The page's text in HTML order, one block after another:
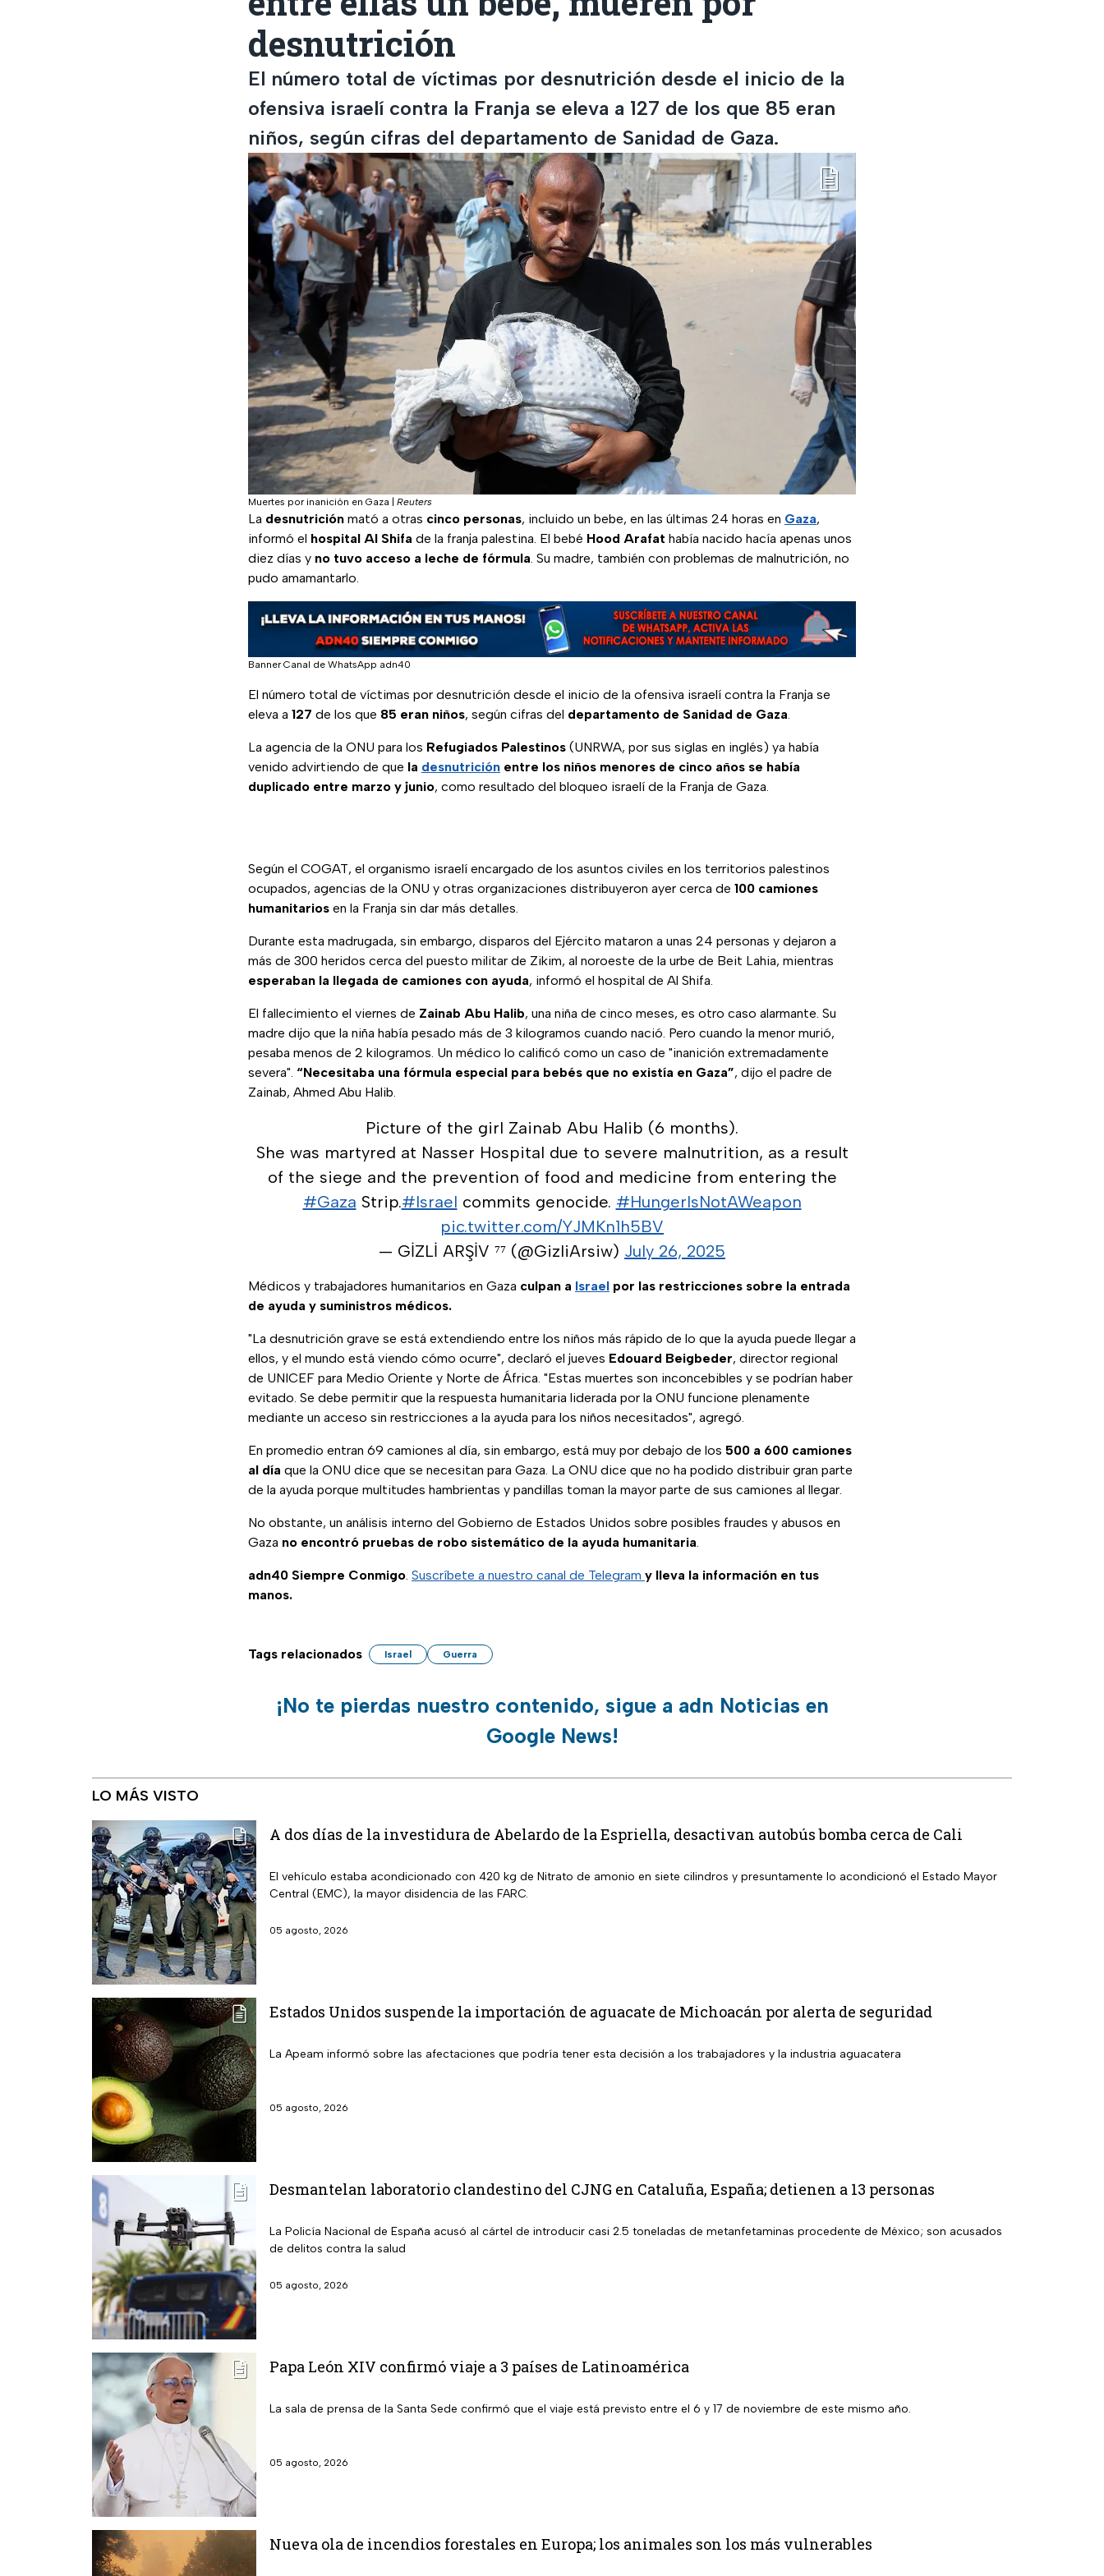
desnutrición
El número total de víctimas por desnutrición desde el inicio de la
ofensiva israelí contra la Franja se eleva a 127 de los que 85 eran
niños, según cifras del departamento de Sanidad de Gaza.
Muertes por inanición en Gaza Reuters
La desnutrición mató a otras cinco personas, incluido un bebe, en las últimas 24 horas en Gaza,
informó el hospital Al Shifa de la franja palestina. El bebé Hood Arafat había nacido hacía apenas unos
diez días y no tuvo acceso a leche de fórmula. Su madre, también con problemas de malnutrición, no
pudo amamantarlo.
Banner Canal de WhatsApp adn40
El número total de víctimas por desnutrición desde el inicio de la ofensiva israelí contra la Franja se
eleva a 127 de los que 85 eran niños, según cifras del departamento de Sanidad de Gaza.
La agencia de la ONU para los Refugiados Palestinos (UNRWA, por sus siglas en inglés) ya había
venido advirtiendo de que la desnutrición entre los niños menores de cinco años se había
duplicado entre marzo y junio, como resultado del bloqueo israelí de la Franja de Gaza.
Según el COGAT, el organismo israelí encargado de los asuntos civiles en los territorios palestinos
ocupados, agencias de la ONU y otras organizaciones distribuyeron ayer cerca de 100 camiones
humanitarios en la Franja sin dar más detalles.
Durante esta madrugada, sin embargo, disparos del Ejército mataron a unas 24 personas y dejaron a
más de 300 heridos cerca del puesto militar de Zikim, al noroeste de la urbe de Beit Lahia, mientras
esperaban la llegada de camiones con ayuda, informó el hospital de Al Shifa.
El fallecimiento el viernes de Zainab Abu Halib, una niña de cinco meses, es otro caso alarmante. Su
madre dijo que la niña había pesado más de 3 kilogramos cuando nació. Pero cuando la menor murió,
pesaba menos de 2 kilogramos. Un médico lo calificó como un caso de "inanición extremadamente
severa". “Necesitaba una fórmula especial para bebés que no existía en Gaza”, dijo el padre de
Zainab, Ahmed Abu Halib.
Picture of the girl Zainab Abu Halib (6 months).
She was martyred at Nasser Hospital due to severe malnutrition, as a result
of the siege and the prevention of food and medicine from entering the
#Gaza Strip.#Israel commits genocide. #HungerIsNotAWeapon
pic.twitter.com/YJMKn1h5BV
— GİZLİ ARŞİV ⁷⁷ (@GizliArsiw) July 26, 2025
Médicos y trabajadores humanitarios en Gaza culpan a Israel por las restricciones sobre la entrada
de ayuda y suministros médicos.
"La desnutrición grave se está extendiendo entre los niños más rápido de lo que la ayuda puede llegar a
ellos, y el mundo está viendo cómo ocurre", declaró el jueves Edouard Beigbeder, director regional
de UNICEF para Medio Oriente y Norte de África. "Estas muertes son inconcebibles y se podrían haber
evitado. Se debe permitir que la respuesta humanitaria liderada por la ONU funcione plenamente
mediante un acceso sin restricciones a la ayuda para los niños necesitados", agregó.
En promedio entran 69 camiones al día, sin embargo, está muy por debajo de los 500 a 600 camiones
al día que la ONU dice que se necesitan para Gaza. La ONU dice que no ha podido distribuir gran parte
de la ayuda porque multitudes hambrientas y pandillas toman la mayor parte de sus camiones al llegar.
No obstante, un análisis interno del Gobierno de Estados Unidos sobre posibles fraudes y abusos en
Gaza no encontró pruebas de robo sistemático de la ayuda humanitaria.
adn40 Siempre Conmigo. Suscríbete a nuestro canal de Telegram y lleva la información en tus
manos.
Tags relacionados Israel Guerra
¡No te pierdas nuestro contenido, sigue a adn Noticias en
Google News!
LO MÁS VISTO
A dos días de la investidura de Abelardo de la Espriella, desactivan autobús bomba cerca de Cali
El vehículo estaba acondicionado con 420 kg de Nitrato de amonio en siete cilindros y presuntamente lo acondicionó el Estado Mayor
Central (EMC), la mayor disidencia de las FARC.
05 agosto, 2026
Estados Unidos suspende la importación de aguacate de Michoacán por alerta de seguridad
La Apeam informó sobre las afectaciones que podría tener esta decisión a los trabajadores y la industria aguacatera
05 agosto, 2026
Desmantelan laboratorio clandestino del CJNG en Cataluña, España; detienen a 13 personas
La Policía Nacional de España acusó al cártel de introducir casi 2.5 toneladas de metanfetaminas procedente de México; son acusados
de delitos contra la salud
05 agosto, 2026
Papa León XIV confirmó viaje a 3 países de Latinoamérica
La sala de prensa de la Santa Sede confirmó que el viaje está previsto entre el 6 y 17 de noviembre de este mismo año.
05 agosto, 2026
Nueva ola de incendios forestales en Europa; los animales son los más vulnerables